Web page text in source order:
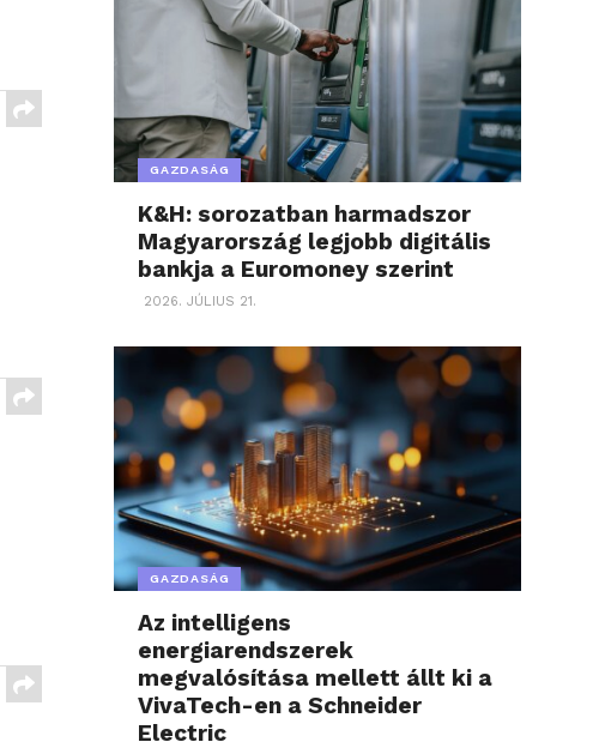
GAZDASÁG
K&H: sorozatban harmadszor
Magyarország legjobb digitális
bankja a Euromoney szerint
2026. JÚLIUS 21.
GAZDASÁG
Az intelligens
energiarendszerek
megvalósítása mellett állt ki a
VivaTech-en a Schneider
Electric